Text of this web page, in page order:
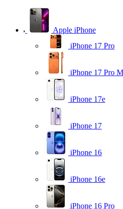
Apple iPhone
iPhone 17 Pro
iPhone 17 Pro
iPhone 17e
iPhone 17
iPhone 16
iPhone 16e
iPhone 16 Pro